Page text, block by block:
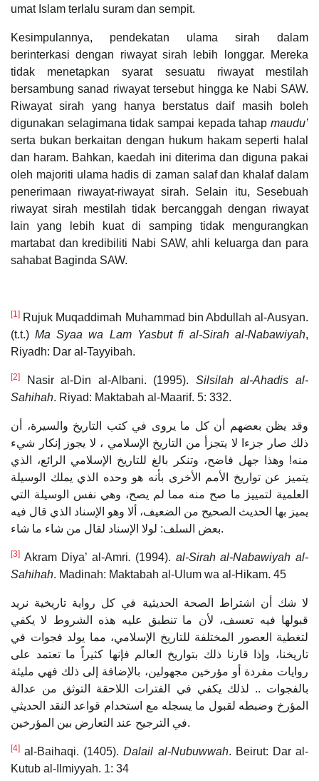
umat Islam terlalu suram dan sempit.
Kesimpulannya, pendekatan ulama sirah dalam
berinterkasi dengan riwayat sirah lebih longgar. Mereka
tidak menetapkan syarat sesuatu riwayat mestilah
bersambung sanad riwayat tersebut hingga ke Nabi SAW.
Riwayat sirah yang hanya berstatus daif masih boleh
digunakan selagimana tidak sampai kepada tahap maudu’
serta bukan berkaitan dengan hukum hakam seperti halal
dan haram. Bahkan, kaedah ini diterima dan diguna pakai
oleh majoriti ulama hadis di zaman salaf dan khalaf dalam
penerimaan riwayat-riwayat sirah. Selain itu, Sesebuah
riwayat sirah mestilah tidak bercanggah dengan riwayat
lain yang lebih kuat di samping tidak mengurangkan
martabat dan kredibiliti Nabi SAW, ahli keluarga dan para
sahabat Baginda SAW.
[1] Rujuk Muqaddimah Muhammad bin Abdullah al-Ausyan.
(t.t.)Ma Syaa wa Lam Yasbut fi al-Sirah al-Nabawiyah,
Riyadh: Dar al-Tayyibah.
[2] Nasir al-Din al-Albani. (1995). Silsilah al-Ahadis al-
Sahihah. Riyad: Maktabah al-Maarif. 5: 332.
وقد يظن بعضهم أن كل ما يروى في كتب التاريخ والسيرة، أن
ذلك صار جزءا لا يتجزأ من التاريخ الإسلامي ، لا يجوز إنكار شيء
منه! وهذا جهل فاضح، وتنكر بالغ للتاريخ الإسلامي الرائع، الذي
يتميز عن تواريخ الأمم الأخرى بأنه هو وحده الذي يملك الوسيلة
العلمية لتمييز ما صح منه مما لم يصح، وهي نفس الوسيلة التي
يميز بها الحديث الصحيح من الضعيف، ألا وهو الإسناد الذي قال فيه
بعض السلف: لولا الإسناد لقال من شاء ما شاء.
[3] Akram Diya’ al-Amri. (1994). al-Sirah al-Nabawiyah al-
Sahihah. Madinah: Maktabah al-Ulum wa al-Hikam. 45
لا شك أن اشتراط الصحة الحديثية في كل رواية تاريخية نريد
قبولها فيه تعسف، لأن ما تنطبق عليه هذه الشروط لا يكفي
لتغطية العصور المختلفة للتاريخ الإسلامي، مما يولد فجوات في
تاريخنا، وإذا قارنا ذلك بتواريخ العالم فإنها كثيراً ما تعتمد على
روايات مفردة أو مؤرخين مجهولين، بالإضافة إلى ذلك فهي مليئة
بالفجوات .. لذلك يكفي في الفترات اللاحقة التوثق من عدالة
المؤرخ وضبطه لقبول ما يسجله مع استخدام قواعد النقد الحديثي
في الترجيح عند التعارض بين المؤرخين.
[4] al-Baihaqi. (1405).Dalail al-Nubuwwah. Beirut: Dar al-
Kutub al-Ilmiyyah. 1: 34